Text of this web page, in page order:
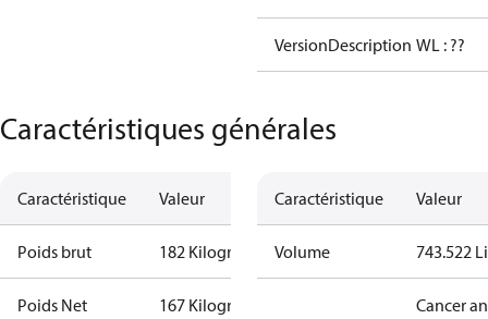
VersionDescription WL : ??
Caractéristiques générales
Caractéristique Valeur
Poids brut 182 Kilogram
Poids Net 167 Kilogram
Caractéristique Valeur
Volume 743.522
Cancer